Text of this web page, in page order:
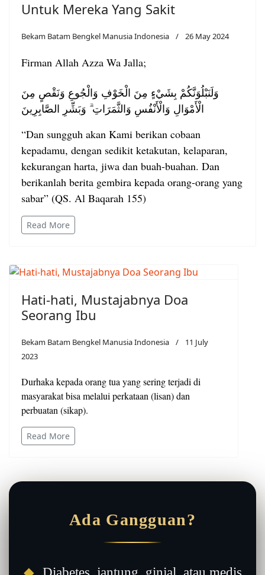
Untuk Mereka Yang Sakit
Bekam Batam Bengkel Manusia Indonesia 26 May 2024
Firman Allah Azza Wa Jalla;
وَلَنَبْلُوَنَّكُمْ بِشَيْءٍ مِنَ الْخَوْفِ وَالْجُوعِ وَنَقْصٍ مِنَ
الْأَمْوَالِ وَالْأَنْفُسِ وَالثَّمَرَاتِ ۗ وَبَشِّرِ الصَّابِرِينَ
“Dan sungguh akan Kami berikan cobaan
kepadamu, dengan sedikit ketakutan, kelaparan,
kekurangan harta, jiwa dan buah-buahan. Dan
berikanlah berita gembira kepada orang-orang yang
sabar” (QS. Al Baqarah 155)
Read More
Hati-hati, Mustajabnya Doa
Seorang Ibu
Bekam Batam Bengkel Manusia Indonesia
11 July
2023
Durhaka kepada orang tua yang sering terjadi di
masyarakat bisa melalui perkataan (lisan) dan
perbuatan (sikap).
Read More
Ada Gangguan?